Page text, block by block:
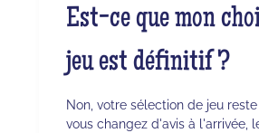
Est-ce que mon
jeu est définitif ?
Non, votre sélection de jeu
vous changez d'avis à l'arrivée,